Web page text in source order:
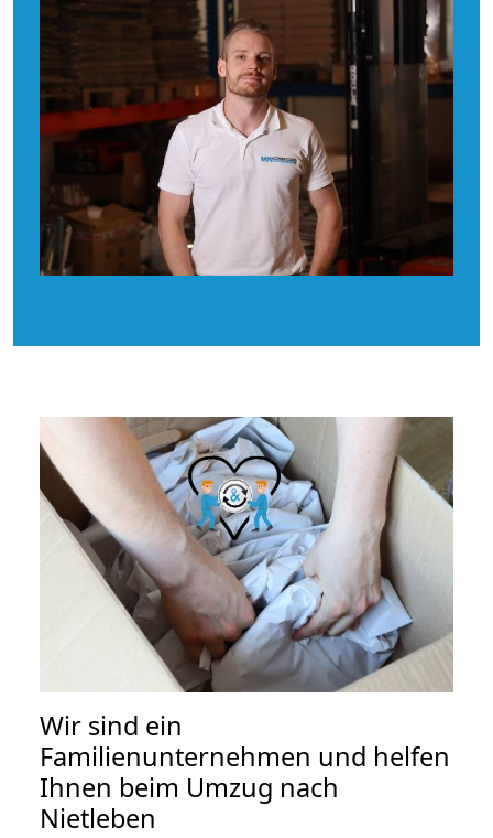
Wir sind ein
Familienunternehmen und helfen
Ihnen beim Umzug nach
Nietleben